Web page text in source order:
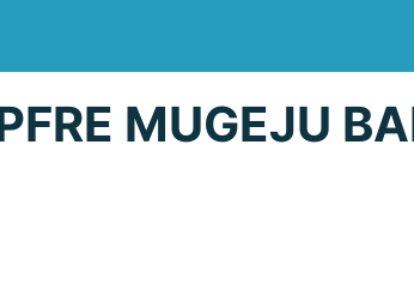
MUGEJU